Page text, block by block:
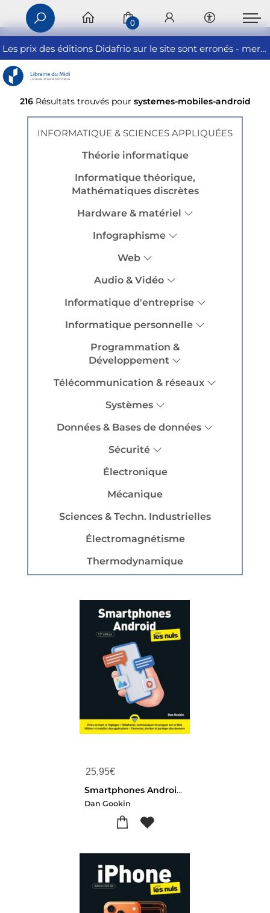
Les prix des éditions Didafrio sur le site sont erronés - merci de nous contacter
0
216 Résultats trouvés pour systemes-mobiles-android
INFORMATIQUE & SCIENCES APPLIQUÉES
Théorie informatique
Informatique théorique,
Mathématiques discrètes
Hardware & matériel
Infographisme
Web
Audio & Vidéo
Informatique d'entreprise
Informatique personnelle
Programmation &
Développement
Télécommunication & réseaux
Systèmes
Données & Bases de données
Sécurité
Électronique
Mécanique
Sciences & Techn. Industrielles
Électromagnétisme
Thermodynamique
25,95€
Smartphones Android Pour Les Nuls (13e Edition)
Dan Gookin